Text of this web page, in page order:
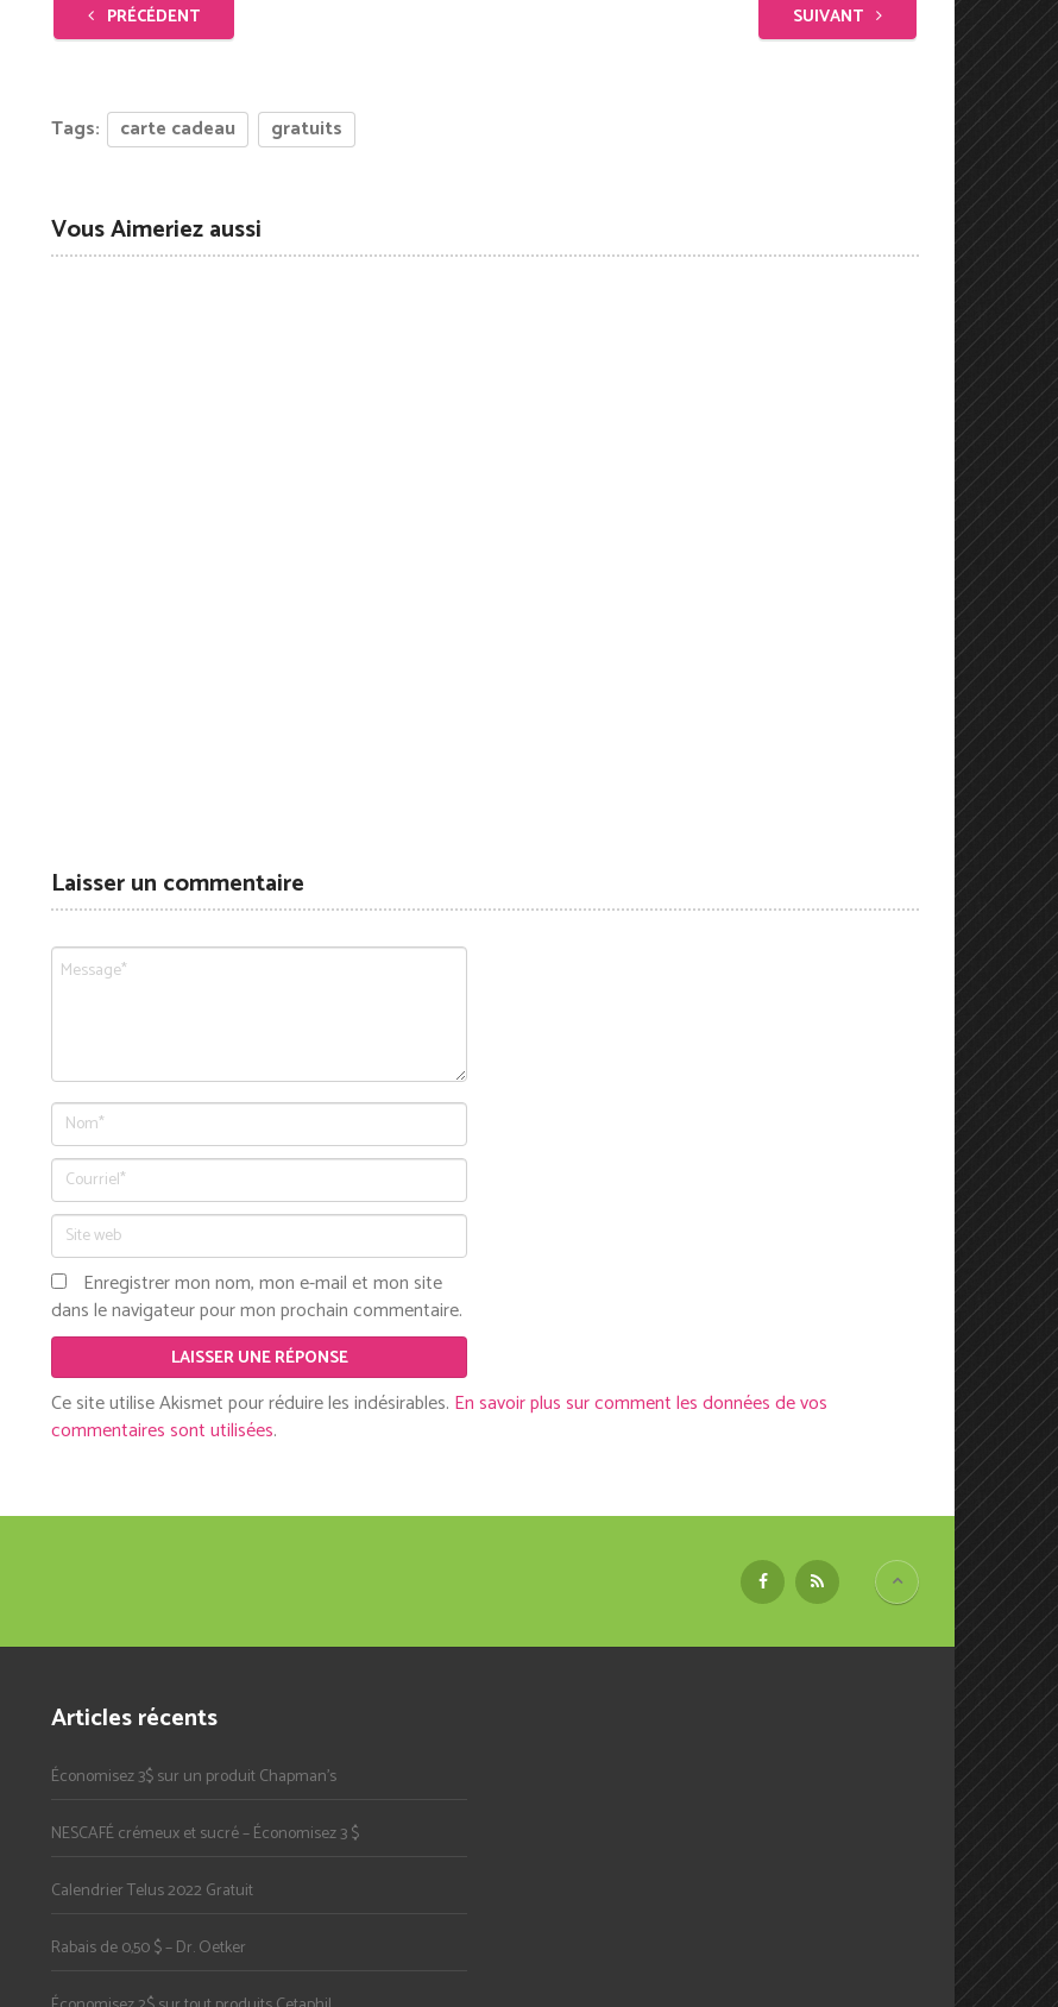
PRÉCÉDENT SUIVANT
Tags: carte cadeau gratuits
Vous Aimeriez aussi
Laisser un commentaire
Enregistrer mon nom, mon e-mail et mon site
dans le navigateur pour mon prochain commentaire.
Ce site utilise Akismet pour réduire les indésirables. En savoir plus sur comment les données de vos
commentaires sont utilisées.
Articles récents
Économisez 3$ sur un produit Chapman’s
NESCAFÉ crémeux et sucré – Économisez 3 $
Calendrier Telus 2022 Gratuit
Rabais de 0,50 $ – Dr. Oetker